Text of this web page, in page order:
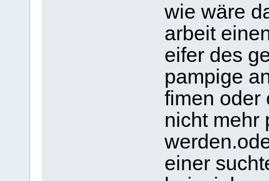
wie wäre
arbeit
eifer des
pampige
fimen oder
nicht mehr
einer